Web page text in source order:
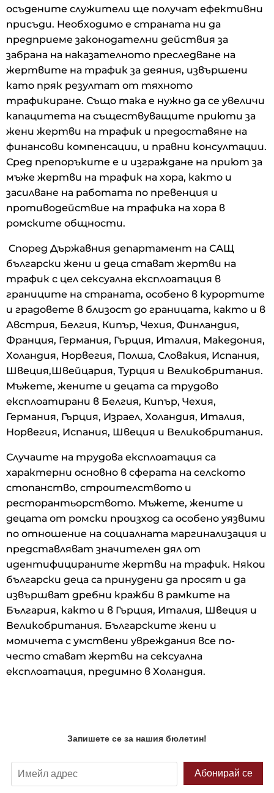
осъдените служители ще получат ефективни
присъди. Необходимо е страната ни да
предприеме законодателни действия за
забрана на наказателното преследване на
жертвите на трафик за деяния, извършени
като пряк резултат от тяхното
трафикиране. Също така е нужно да се увеличи
капацитета на съществуващите приюти за
жени жертви на трафик и предоставяне на
финансови компенсации, и правни консултации.
Сред препоръките е и изграждане на приют за
мъже жертви на трафик на хора, както и
засилване на работата по превенция и
противодействие на трафика на хора в
ромските общности.
Според Държавния департамент на САЩ
български жени и деца стават жертви на
трафик с цел сексуална експлоатация в
границите на страната, особено в курортите
и градовете в близост до границата, както и в
Австрия, Белгия, Кипър, Чехия, Финландия,
Франция, Германия, Гърция, Италия, Македония,
Холандия, Норвегия, Полша, Словакия, Испания,
Швеция,Швейцария, Турция и Великобритания.
Мъжете, жените и децата са трудово
експлоатирани в Белгия, Кипър, Чехия,
Германия, Гърция, Израел, Холандия, Италия,
Норвегия, Испания, Швеция и Великобритания.
Случаите на трудова експлоатация са
характерни основно в сферата на селското
стопанство, строителството и
ресторантьорството. Мъжете, жените и
децата от ромски произход са особено уязвими
по отношение на социалната маргинализация и
представляват значителен дял от
идентифицираните жертви на трафик. Някои
български деца са принудени да просят и да
извършват дребни кражби в рамките на
България, както и в Гърция, Италия, Швеция и
Великобритания. Българските жени и
момичета с умствени увреждания все по-
често стават жертви на сексуална
експлоатация, предимно в Холандия.